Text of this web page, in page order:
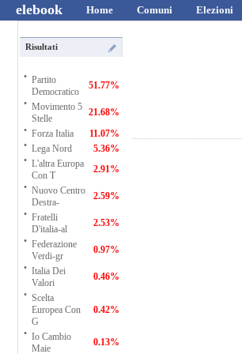
elebook Home Comuni Elezioni
Risultati
· Partito
Democratico
51.77%
· Movimento 5
Stelle
21.68%
· Forza Italia 11.07%
· Lega Nord 5.36%
· L'altra Europa
Con T
2.91%
· Nuovo Centro
Destra-
2.59%
· Fratelli
D'italia-al
2.53%
· Federazione
Verdi-gr
0.97%
· Italia Dei
Valori
0.46%
· Scelta
Europea Con
G
0.42%
· Io Cambio
Maie
0.13%